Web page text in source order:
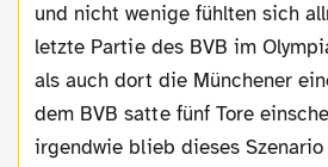
und nicht wenige fühlten sich
letzte Partie des BVB im
als auch dort die Münchener
dem BVB satte fünf Tore
irgendwie blieb dieses